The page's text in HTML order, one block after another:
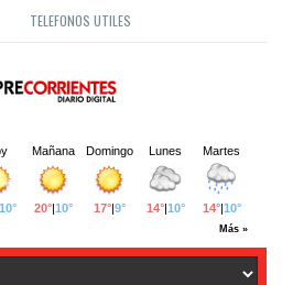
TELEFONOS UTILES